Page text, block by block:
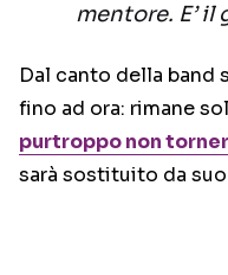
mentore. E’ il
Dal canto della band
fino ad ora: rimane
purtroppo non
sarà sostituito da